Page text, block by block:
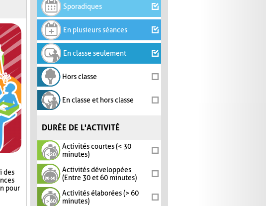
Sporadiques
En plusieurs séances
En classe seulement
Hors classe
En classe et hors classe
DURÉE DE L'ACTIVITÉ
Activités courtes (< 30
minutes)
Activités développées
(Entre 30 et 60 minutes)
Activités élaborées (> 60
minutes)
des
pour